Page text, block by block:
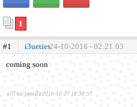
1
#1 i3ueties24-10-2016 - 02:21:03
coming soon
แก้ไขล่าสุดเมื่อ 2016-10-27 18:38:57